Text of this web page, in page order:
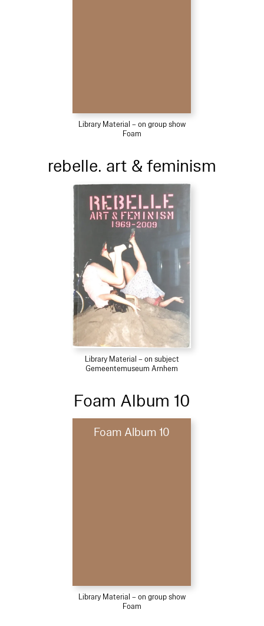
Library Material – on group show
Foam
rebelle. art & feminism
Library Material – on subject
Gemeentemuseum Arnhem
Foam Album 10
Foam Album 10
Library Material – on group show
Foam